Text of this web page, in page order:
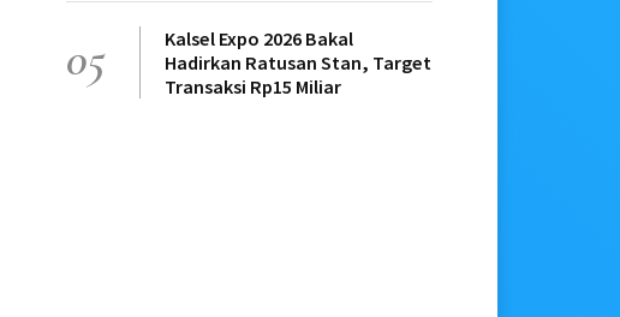
05
Kalsel Expo 2026 Bakal
Hadirkan Ratusan Stan, Target
Transaksi Rp15 Miliar